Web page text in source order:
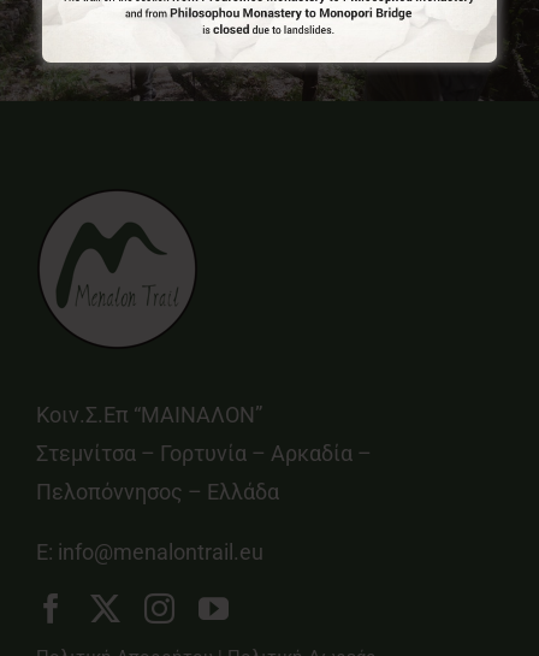
Κοιν.Σ.Επ “ΜΑΙΝΑΛΟΝ”
Στεμνίτσα – Γορτυνία – Αρκαδία –
Πελοπόννησος – Ελλάδα
E: info@menalontrail.eu